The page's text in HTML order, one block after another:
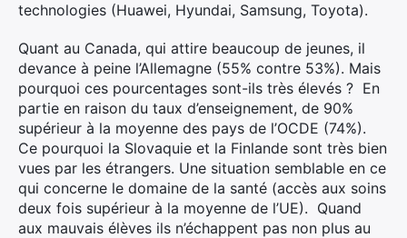
technologies (Huawei, Hyundai, Samsung, Toyota).
Quant au Canada, qui attire beaucoup de jeunes, il
devance à peine l’Allemagne (55% contre 53%). Mais
pourquoi ces pourcentages sont-ils très élevés ? En
partie en raison du taux d’enseignement, de 90%
supérieur à la moyenne des pays de l’OCDE (74%).
Ce pourquoi la Slovaquie et la Finlande sont très bien
vues par les étrangers. Une situation semblable en ce
qui concerne le domaine de la santé (accès aux soins
deux fois supérieur à la moyenne de l’UE). Quand
aux mauvais élèves ils n’échappent pas non plus au